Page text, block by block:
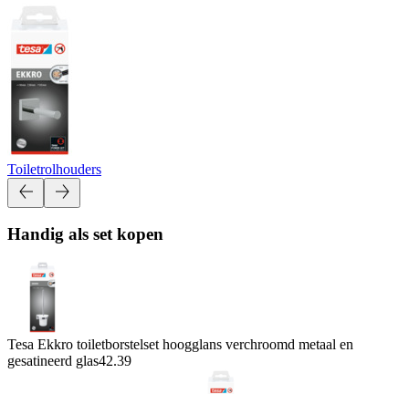
Toiletrolhouders
Handig als set kopen
Tesa Ekkro toiletborstelset hoogglans verchroomd metaal en
gesatineerd glas42.39